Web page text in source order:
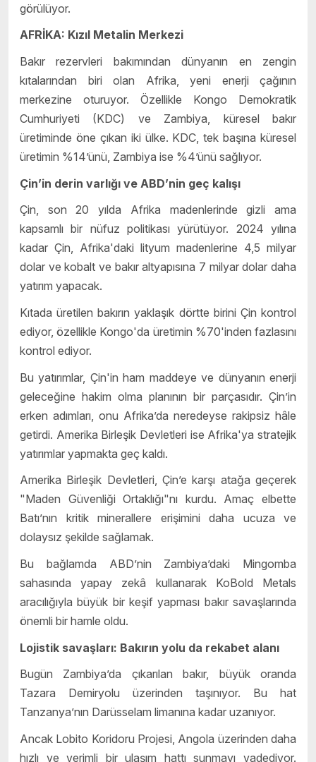
görülüyor.
AFRİKA: Kızıl Metalin Merkezi
Bakır rezervleri bakımından dünyanın en zengin
kıtalarından biri olan Afrika, yeni enerji çağının
merkezine oturuyor. Özellikle Kongo Demokratik
Cumhuriyeti (KDC) ve Zambiya, küresel bakır
üretiminde öne çıkan iki ülke. KDC, tek başına küresel
üretimin %14’ünü, Zambiya ise %4’ünü sağlıyor.
Çin’in derin varlığı ve ABD’nin geç kalışı
Çin, son 20 yılda Afrika madenlerinde gizli ama
kapsamlı bir nüfuz politikası yürütüyor. 2024 yılına
kadar Çin, Afrika'daki lityum madenlerine 4,5 milyar
dolar ve kobalt ve bakır altyapısına 7 milyar dolar daha
yatırım yapacak.
Kıtada üretilen bakırın yaklaşık dörtte birini Çin kontrol
ediyor, özellikle Kongo'da üretimin %70'inden fazlasını
kontrol ediyor.
Bu yatırımlar, Çin'in ham maddeye ve dünyanın enerji
geleceğine hakim olma planının bir parçasıdır. Çin’in
erken adımları, onu Afrika’da neredeyse rakipsiz hâle
getirdi. Amerika Birleşik Devletleri ise Afrika'ya stratejik
yatırımlar yapmakta geç kaldı.
Amerika Birleşik Devletleri, Çin’e karşı atağa geçerek
"Maden Güvenliği Ortaklığı"nı kurdu. Amaç elbette
Batı’nın kritik minerallere erişimini daha ucuza ve
dolaysız şekilde sağlamak.
Bu bağlamda ABD’nin Zambiya’daki Mingomba
sahasında yapay zekâ kullanarak KoBold Metals
aracılığıyla büyük bir keşif yapması bakır savaşlarında
önemli bir hamle oldu.
Lojistik savaşları: Bakırın yolu da rekabet alanı
Bugün Zambiya’da çıkarılan bakır, büyük oranda
Tazara Demiryolu üzerinden taşınıyor. Bu hat
Tanzanya’nın Darüsselam limanına kadar uzanıyor.
Ancak Lobito Koridoru Projesi, Angola üzerinden daha
hızlı ve verimli bir ulaşım hattı sunmayı vadediyor.